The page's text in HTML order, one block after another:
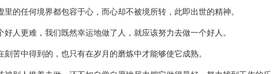
里的任何境界都包容于心，而心却不被境所转，此即出世的精神。
好人更难，我们既然幸运地做了人，就应该努力去做一个好人。
刻苦中得到的，也只有在岁月的磨炼中才能够使它成熟。